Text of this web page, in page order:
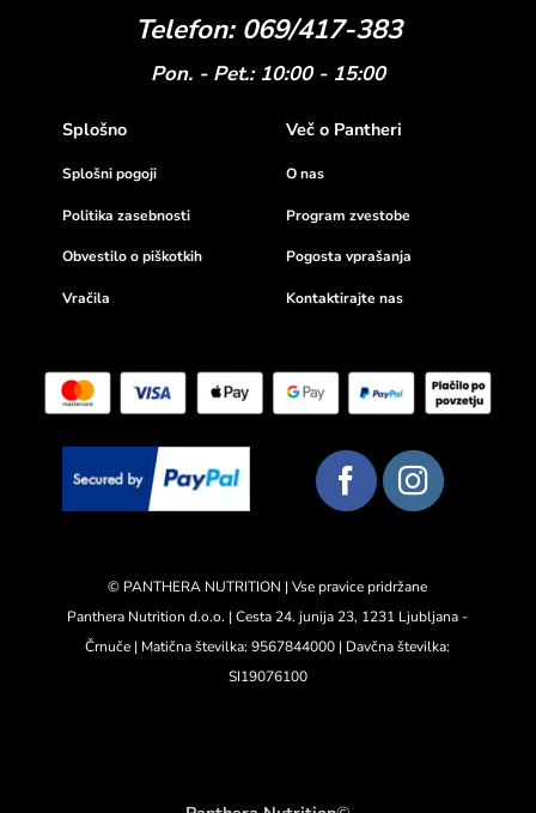
Telefon: 069/417-383
Pon. - Pet.: 10:00 - 15:00
Splošno
Splošni pogoji
Politika zasebnosti
Obvestilo o piškotkih
Vračila
Več o Pantheri
O nas
Program zvestobe
Pogosta vprašanja
Kontaktirajte nas
© PANTHERA NUTRITION | Vse pravice pridržane
Panthera Nutrition d.o.o. | Cesta 24. junija 23, 1231 Ljubljana -
Črnuče | Matična številka: 9567844000 | Davčna številka:
SI19076100